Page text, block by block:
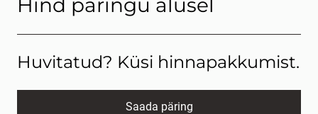
Hind päringu alusel
Huvitatud? Küsi hinnapakkumist.
Saada päring